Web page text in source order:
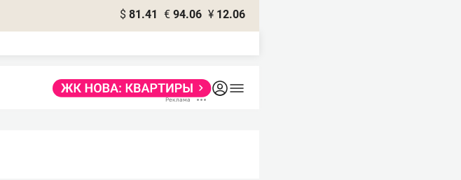
$ 81.41 € 94.06 ¥ 12.06